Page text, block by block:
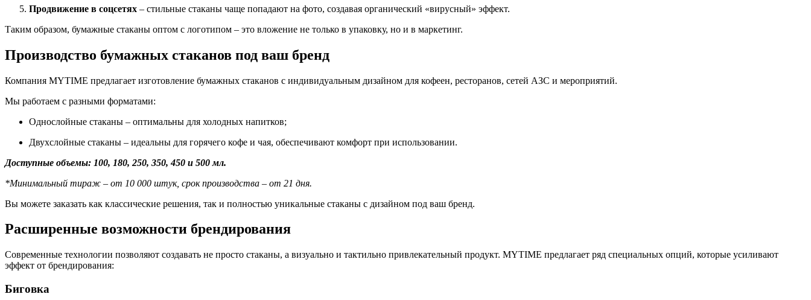
Продвижение в соцсетях – стильные стаканы чаще попадают на фото, создавая органический «вирусный» эффект.
Таким образом, бумажные стаканы оптом с логотипом – это вложение не только в упаковку, но и в маркетинг.
Производство бумажных стаканов под ваш бренд
Компания MYTIME предлагает изготовление бумажных стаканов с индивидуальным дизайном для кофеен, ресторанов, сетей АЗС и мероприятий.
Мы работаем с разными форматами:
Однослойные стаканы – оптимальны для холодных напитков;
Двухслойные стаканы – идеальны для горячего кофе и чая, обеспечивают комфорт при использовании.
Доступные объемы: 100, 180, 250, 350, 450 и 500 мл.
*Минимальный тираж – от 10 000 штук, срок производства – от 21 дня.
Вы можете заказать как классические решения, так и полностью уникальные стаканы с дизайном под ваш бренд.
Расширенные возможности брендирования
Современные технологии позволяют создавать не просто стаканы, а визуально и тактильно привлекательный продукт. MYTIME предлагает ряд специальных опций, которые усиливают
эффект от брендирования:
Биговка